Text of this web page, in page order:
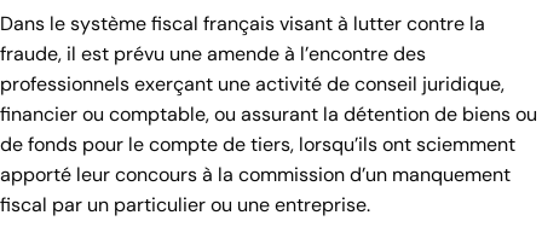
Dans le système fiscal français visant à lutter contre la
fraude, il est prévu une amende à l’encontre des
professionnels exerçant une activité de conseil juridique,
financier ou comptable, ou assurant la détention de biens ou
de fonds pour le compte de tiers, lorsqu’ils ont sciemment
apporté leur concours à la commission d’un manquement
fiscal par un particulier ou une entreprise.